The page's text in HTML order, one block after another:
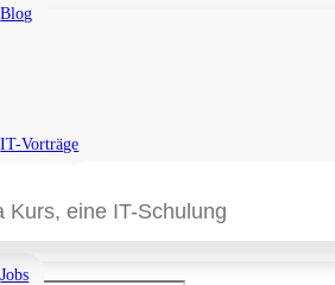
Blog
IT-Vorträge
Jobs
aus, wir melden uns bei Ihnen, um die